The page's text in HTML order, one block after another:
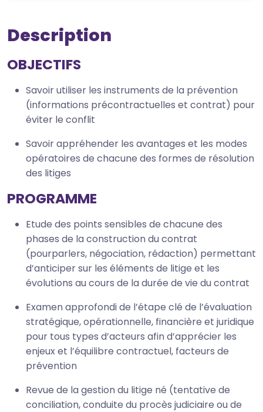
Description
OBJECTIFS
Savoir utiliser les instruments de la prévention
(informations précontractuelles et contrat) pour
éviter le conflit
Savoir appréhender les avantages et les modes
opératoires de chacune des formes de résolution
des litiges
PROGRAMME
Etude des points sensibles de chacune des
phases de la construction du contrat
(pourparlers, négociation, rédaction) permettant
d’anticiper sur les éléments de litige et les
évolutions au cours de la durée de vie du contrat
Examen approfondi de l’étape clé de l’évaluation
stratégique, opérationnelle, financière et juridique
pour tous types d’acteurs afin d’apprécier les
enjeux et l’équilibre contractuel, facteurs de
prévention
Revue de la gestion du litige né (tentative de
conciliation, conduite du procès judiciaire ou de